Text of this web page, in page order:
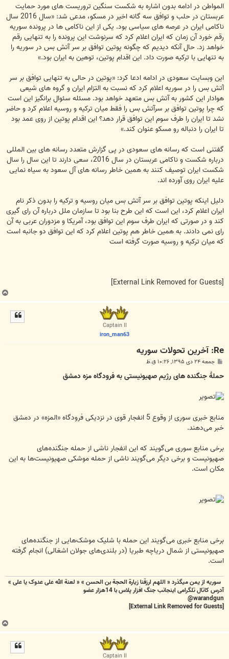
المواطن در ادامه بدون اشاره به شکست سنگین تروریست های مورد حمایت
عربستان در حلب و توافق سه گانه اخیر در مسکو، مدعی شد: «سال 2016 سال
ناکامی ایران در عرصه های سیاسی بود. یکی از این ناکامی ها در پرونده سوریه
رقم خورد آن زمان که ایران اعلام کرد که سرنوشت این پرونده را به تنهایی رقم
خواهد زد. حال آنکه دیدیم که چگونه پوتین توافق بر سر آتش بس در سوریه را
به تنهایی با ترکیه صورت داد. این اقدام پوتین، توهین به ایران بود.»
این وبسایت سعودی در ادامه ادعا کرد: «پوتین در حالی به تنهایی توافق بر سر
آتش بس را در سوریه اعلام کرد که نسبت به التزام ایران و گروه های شیعی
هوادار این کشور به آتش بس متعهد خواهد بود. مسئله سئوال برانگیز این است
که چرا پوتین توافق بر سرآتش بس را فقط میان ترکیه و روسیه اعلام کرد و حاضر
نشد تا ایران را طرف سوم این توافق قرار دهد؟ این اقدام پوتین از روی عمد بود
تا ایران را دنباله رو مسکو عنوان کند.»
گفتنی است که رسانه های سعودی در پی گزارش متعدد رسانه های بین المللی
درباره شکست و ناکامی عربستان در سال 2016، سعی دارند تا این سال را سال
شکست ایران توصیف کنند به همین خاطر رسانه های آل سعود به سیاه نمایی
علیه ایران روی آورده اند.
دلیل اینکه پوتین توافق بر سر آتش بس میان روسیه و ترکیه را بدون ذکر نام
ایران اعلام کرد، این است که این طرح بنا بود تا سازمان ملل درباره آن رای گیری
کند و در صورتی که ایران طرف سوم این توافق بود، آمریکا و مزدوران عربی به آن
رای نمی دادند. به همین خاطر هم پوتین اعلام کرد که این توافق دو جانبه است
که میان ترکیه و روسیه صورت گرفته است
ب
ا
Captain II
iron_man63
Re: آخرين تحولات سوريه
پ
ت
جمعه ۲۴ دی ۱۳۹۵, ۱۰:۲۶ ق.ظ
حملۀ جنگنده های رژیم صهیونیستی به فرودگاه مزه دمشق
منابع خبری سوری از وقوع 5 انفجار قوی در نزدیکی فرودگاه «المزه» در دمشق
خبر می‌دهند.
برخی منابع سوری می‌گویند که این انفجار ناشی از حمله جنگنده‌های
صهیونیست و برخی دیگر می‌گویند ناشی از حمله موشکی صهیونیست‌ها به این
مکان است.
برخی منابع خبری می‌گویند این حمله با شلیک موشک‌هایی از جنگنده‌های
صهیونیستی از شمال دریاچه طبریا (در بلندی‌های جولان اشغالی) انجام گرفته
است.
سوریه از یمن میگذرد « اللهم ارزقنا زيارة الحجة بن الحسن » « لعنة الله علی عدوک یا علی »
آدرس کاتال تلگرامی اینجانب جنگ افزار پلاس با 14هزار عضو
warandgun@
ب
ا
Captain II